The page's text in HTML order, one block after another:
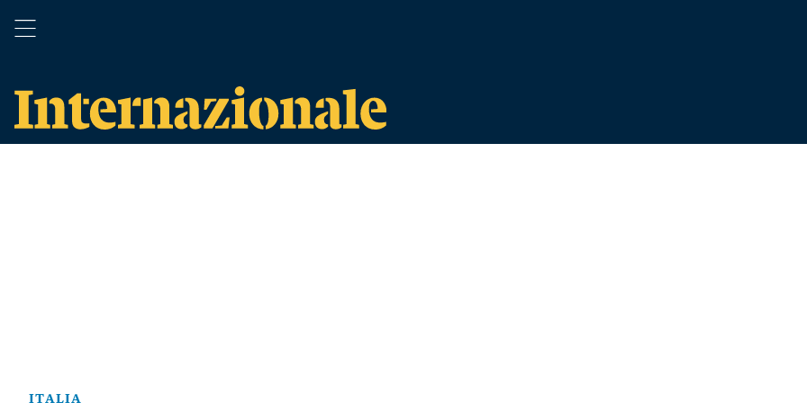
ITALIA